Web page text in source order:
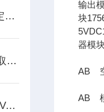
简述1756-OW16I输入模块的定期维护保养建议
1756-L85E可编程逻辑控制器取代了传统的继电器控制系统
罗克韦尔自动化签署协议收购Verve工业保护公司
输出
块
器模
AB
AB